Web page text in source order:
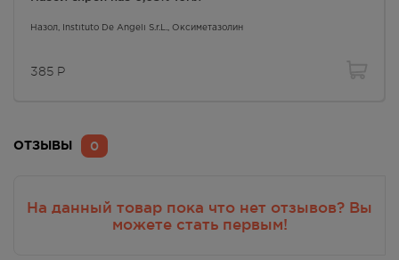
Назол , Instituto De Angeli S.r.L., Оксиметазолин
385 Р
0
ОТЗЫВЫ
На данный товар пока что нет отзывов? Вы
можете стать первым!